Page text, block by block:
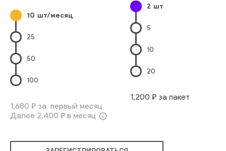
счастливый здоровый
комната привлекательный
смеяться
очаровательный ребенок
воспитание детей
любовь
10 шт/месяц
25
50
100
1,680 ₽ за первый месяц
Далее 2,400 ₽ в месяц info_outline
2 шт
5
10
20
1,200 ₽ за пакет